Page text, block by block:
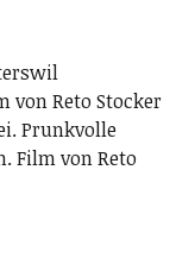
von Reto Stocker
Prunkvolle
Film von Reto